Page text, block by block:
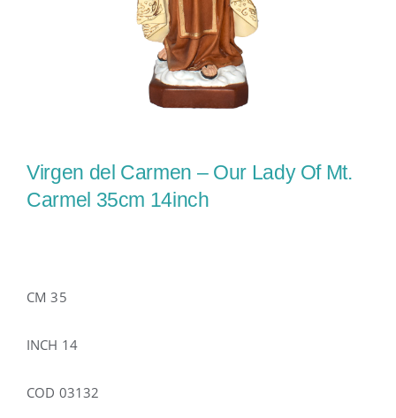
Virgen del Carmen – Our Lady Of Mt.
Carmel 35cm 14inch
CM 35
INCH 14
COD 03132